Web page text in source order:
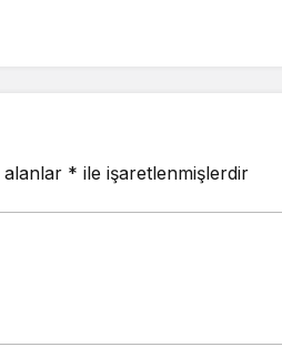
alanlar * ile işaretlenmişlerdir